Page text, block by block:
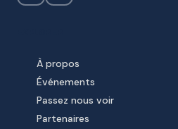
À propos
Événements
Passez nous voir
Partenaires